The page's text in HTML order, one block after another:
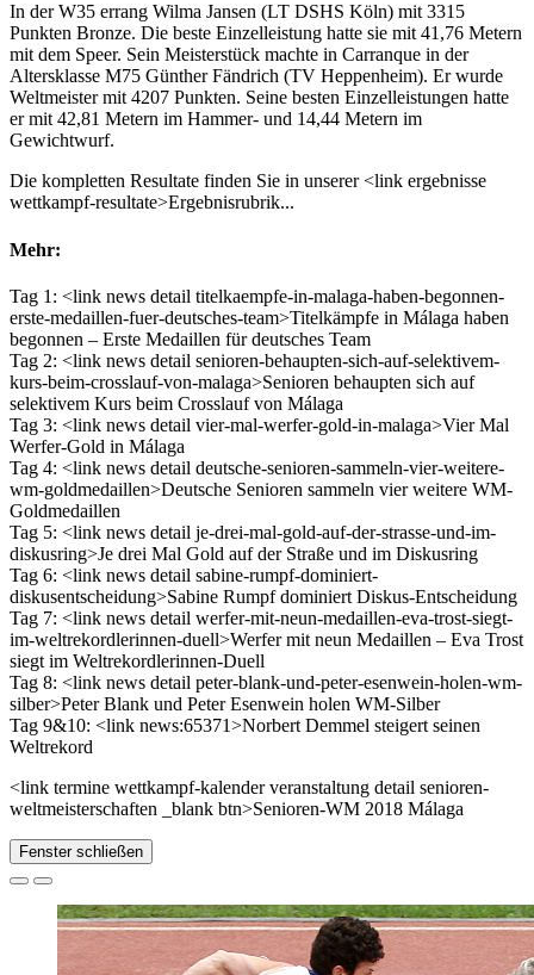
In der W35 errang Wilma Jansen (LT DSHS Köln) mit 3315
Punkten Bronze. Die beste Einzelleistung hatte sie mit 41,76 Metern
mit dem Speer. Sein Meisterstück machte in Carranque in der
Altersklasse M75 Günther Fändrich (TV Heppenheim). Er wurde
Weltmeister mit 4207 Punkten. Seine besten Einzelleistungen hatte
er mit 42,81 Metern im Hammer- und 14,44 Metern im
Gewichtwurf.
Die kompletten Resultate finden Sie in unserer <link ergebnisse
wettkampf-resultate>Ergebnisrubrik...
Mehr:
Tag 1: <link news detail titelkaempfe-in-malaga-haben-begonnen-
erste-medaillen-fuer-deutsches-team>Titelkämpfe in Málaga haben
begonnen – Erste Medaillen für deutsches Team
Tag 2: <link news detail senioren-behaupten-sich-auf-selektivem-
kurs-beim-crosslauf-von-malaga>Senioren behaupten sich auf
selektivem Kurs beim Crosslauf von Málaga
Tag 3: <link news detail vier-mal-werfer-gold-in-malaga>Vier Mal
Werfer-Gold in Málaga
Tag 4: <link news detail deutsche-senioren-sammeln-vier-weitere-
wm-goldmedaillen>Deutsche Senioren sammeln vier weitere WM-
Goldmedaillen
Tag 5: <link news detail je-drei-mal-gold-auf-der-strasse-und-im-
diskusring>Je drei Mal Gold auf der Straße und im Diskusring
Tag 6: <link news detail sabine-rumpf-dominiert-
diskusentscheidung>Sabine Rumpf dominiert Diskus-Entscheidung
Tag 7: <link news detail werfer-mit-neun-medaillen-eva-trost-siegt-
im-weltrekordlerinnen-duell>Werfer mit neun Medaillen – Eva Trost
siegt im Weltrekordlerinnen-Duell
Tag 8: <link news detail peter-blank-und-peter-esenwein-holen-wm-
silber>Peter Blank und Peter Esenwein holen WM-Silber
Tag 9&10: <link news:65371>Norbert Demmel steigert seinen
Weltrekord
<link termine wettkampf-kalender veranstaltung detail senioren-
weltmeisterschaften _blank btn>Senioren-WM 2018 Málaga
Fenster schließen